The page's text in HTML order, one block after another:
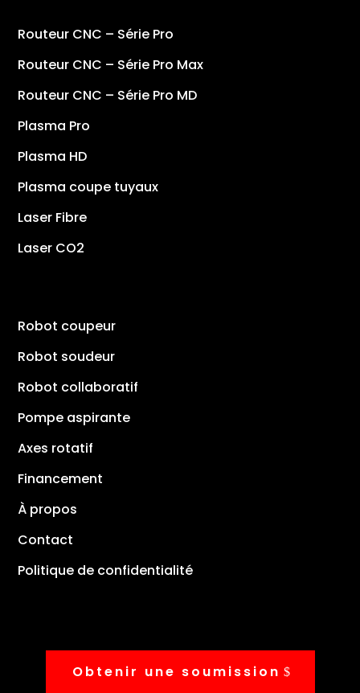
Routeur CNC – Série Pro
Routeur CNC – Série Pro Max
Routeur CNC – Série Pro MD
Plasma Pro
Plasma HD
Plasma coupe tuyaux
Laser Fibre
Laser CO2
Robot coupeur
Robot soudeur
Robot collaboratif
Pompe aspirante
Axes rotatif
Financement
À propos
Contact
Politique de confidentialité
Obtenir une soumission